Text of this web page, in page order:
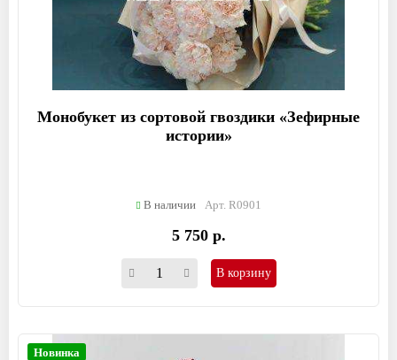
Монобукет из сортовой гвоздики «Зефирные
истории»
В наличии Арт. R0901
5 750 р.
В корзину
Новинка